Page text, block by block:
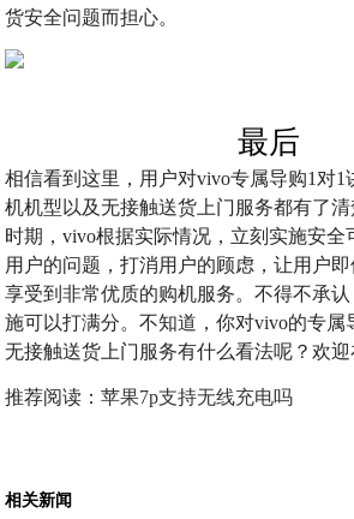
货安全问题而担心。
最后
相信看到这里，用户对vivo专属导购1对1
机机型以及无接触送货上门服务都有了
时期，vivo根据实际情况，立刻实施安全
用户的问题，打消用户的顾虑，让用户
享受到非常优质的购机服务。不得不承
施可以打满分。不知道，你对vivo的专属
无接触送货上门服务有什么看法呢？欢迎
推荐阅读：苹果7p支持无线充电吗
相关新闻